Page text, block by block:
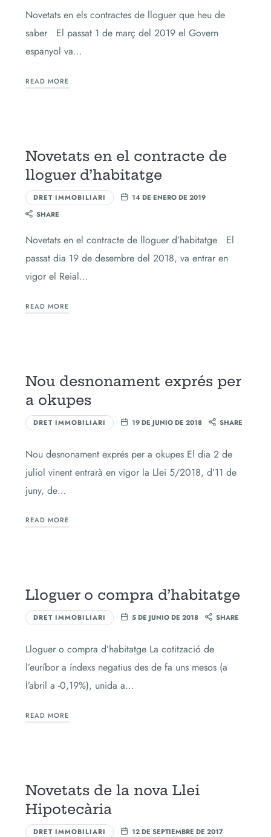
Novetats en els contractes de lloguer que heu de
saber El passat 1 de març del 2019 el Govern
espanyol va…
READ MORE
Novetats en el contracte de
lloguer d’habitatge
DRET IMMOBILIARI
14 DE ENERO DE 2019
SHARE
Novetats en el contracte de lloguer d’habitatge El
passat dia 19 de desembre del 2018, va entrar en
vigor el Reial…
READ MORE
Nou desnonament exprés per
a okupes
DRET IMMOBILIARI 19 DE JUNIO DE 2018 SHARE
Nou desnonament exprés per a okupes El dia 2 de
juliol vinent entrarà en vigor la Llei 5/2018, d’11 de
juny, de…
READ MORE
Lloguer o compra d’habitatge
DRET IMMOBILIARI 5 DE JUNIO DE 2018 SHARE
Lloguer o compra d’habitatge La cotització de
l’euríbor a índexs negatius des de fa uns mesos (a
l’abril a -0,19%), unida a…
READ MORE
Novetats de la nova Llei
Hipotecària
DRET IMMOBILIARI
12 DE SEPTIEMBRE DE 2017